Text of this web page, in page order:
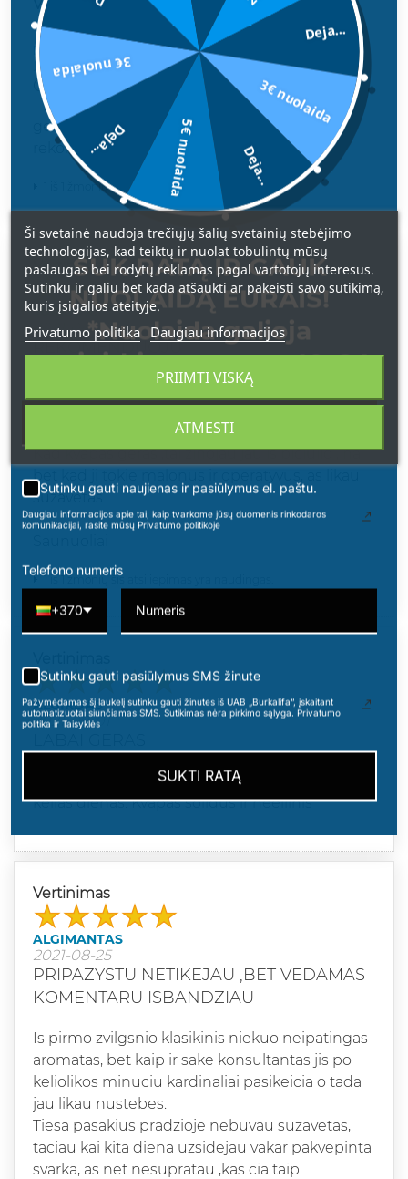
Vertinimas
MANTAS
2021-10-07
GERAS
geras kvapas, ilgai issilaiko, greitai pristate.
rekomenduoju
1 iš 1 žmonių šis atsiliepimas yra naudingas.
Vertinimas
JURKIS R.
2021-09-30
REKOMENDUOJU
Parekomendavo biciulis, ir as uzsisakiau, siunta
atkeliavo neitiketinai greitai, jau sekancia diena
laikiau kvepalus savo rankose.
Kad kvapas geras ,tai zinojau jau is biciulio , na
bet kad ji tokie malonus ir operatyvus, as likau
suzavetas.
1 iš 1 žmonių šis atsiliepimas yra naudingas.
ALGIRDAS
2021-09-01
Patiko , issilaiko labai ilgai , drabuziai kvepaia
kelias dienas. Kvapas solidus ir neeilinis
Vertinimas
ALGIMANTAS
2021-08-25
PRIPAZYSTU NETIKEJAU ,BET VEDAMAS
KOMENTARU ISBANDZIAU
Is pirmo zvilgsnio klasikinis niekuo neipatingas
aromatas, bet kaip ir sake konsultantas jis po
keliolikos minuciu kardinaliai pasikeicia o tada
jau likau nustebes.
Tiesa pasakius pradzioje nebuvau suzavetas,
taciau kai kita diena uzsidejau vakar pakvepinta
svarka, as net nesupratau ,kas cia taip
Ši svetainė naudoja trečiųjų šalių svetainių stebėjimo
technologijas, kad teiktų ir nuolat tobulintų mūsų
paslaugas bei rodytų reklamas pagal vartotojų interesus.
Sutinku ir galiu bet kada atšaukti ar pakeisti savo sutikimą,
kuris įsigalios ateityje.
Privatumo politika Daugiau informacijos
ATMESTI
PRIIMTI VISKĄ
Deja...
3€ nuolaida
Deja...
5€ nuolaida
Deja...
3€ nuolaida
SUK RATĄ IR GAUK
NUOLAIDĄ EURAIS!
*Nuolaida galioja
apsipirkimams nuo 49 € !
Sutinku gauti naujienas ir pasiūlymus el. paštu.
Daugiau informacijos apie tai, kaip tvarkome jūsų duomenis rinkodaros
komunikacijai, rasite mūsų Privatumo politikoje
Telefono numeris
+370
Sutinku gauti pasiūlymus SMS žinute
Pažymėdamas šį laukelį sutinku gauti žinutes iš UAB „Burkalifa“, įskaitant
automatizuotai siunčiamas SMS. Sutikimas nėra pirkimo sąlyga. Privatumo
politika ir Taisyklės
SUKTI RATĄ